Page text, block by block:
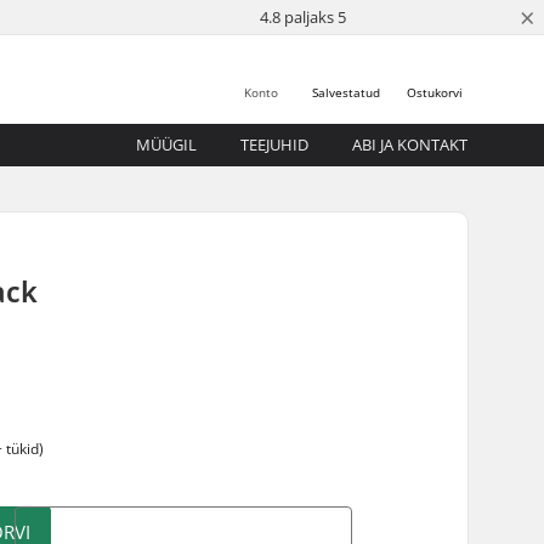
4.8 paljaks 5 ×
Ostukorvi
Salvestatud
Konto
MÜÜGIL TEEJUHID ABI JA KONTAKT
tükid)